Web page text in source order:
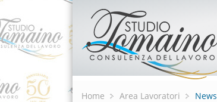
Home Area Lavoratori News